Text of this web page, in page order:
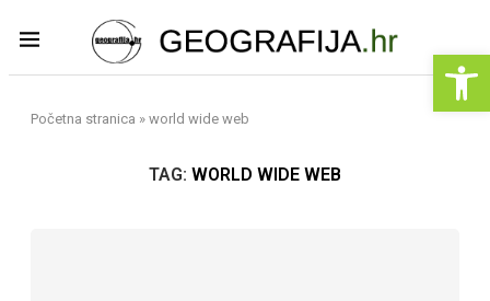
Početna stranica » world wide web
TAG: WORLD WIDE WEB